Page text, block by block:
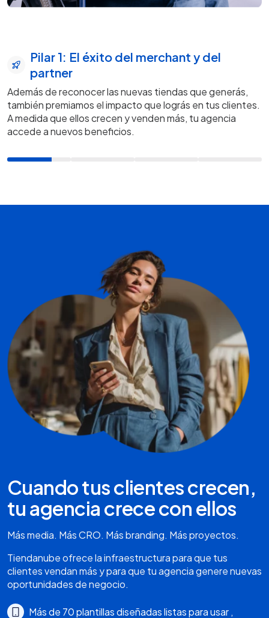
Pilar 1: El éxito del merchant y del
partner
Además de reconocer las nuevas tiendas que generás,
también premiamos el impacto que lográs en tus clientes.
A medida que ellos crecen y venden más, tu agencia
accede a nuevos beneficios.
Cuando tus clientes crecen,
tu agencia crece con ellos
Más media. Más CRO. Más branding. Más proyectos.
Tiendanube ofrece la infraestructura para que tus
clientes vendan más y para que tu agencia genere nuevas
oportunidades de negocio.
Más de 70 plantillas diseñadas listas para usar ,